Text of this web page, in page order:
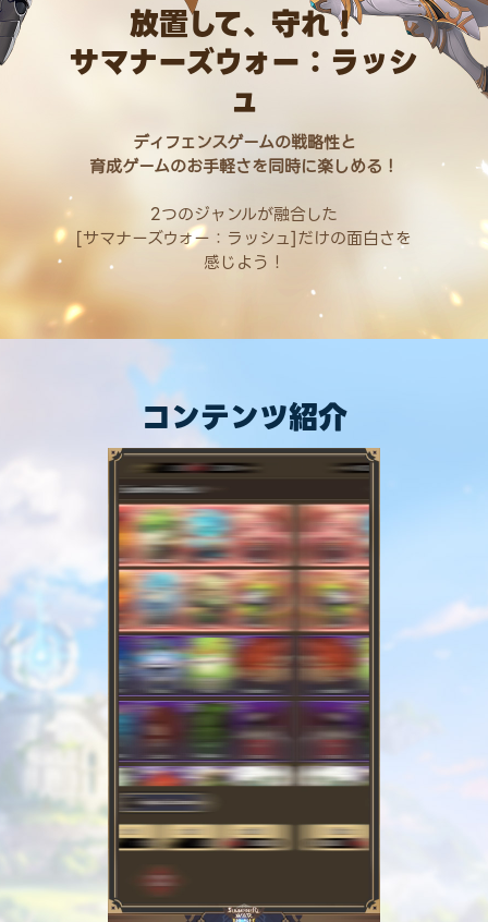
放置して、守れ！
サマナーズウォー：ラッシ
ュ
ディフェンスゲームの戦略性と
育成ゲームのお手軽さを同時に楽しめる！
2つのジャンルが融合した
[サマナーズウォー：ラッシュ]だけの面白さを
感じよう！
コンテンツ紹介